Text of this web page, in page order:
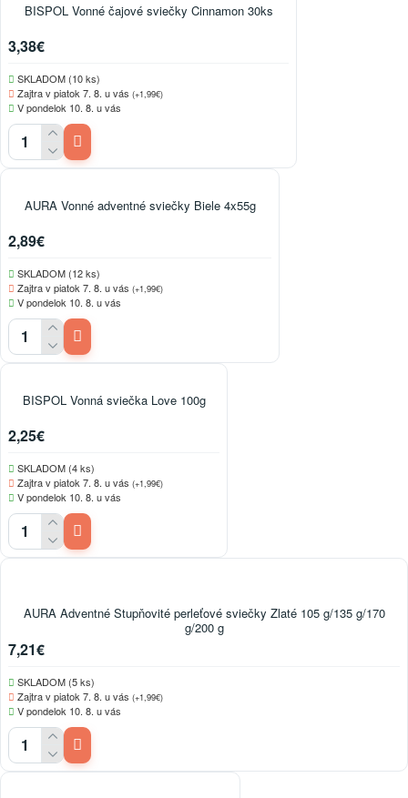
BISPOL Vonné čajové sviečky Cinnamon 30ks
3,38€
SKLADOM (10 ks)
Zajtra v piatok 7. 8. u vás (+1,99€)
V pondelok 10. 8. u vás
AURA Vonné adventné sviečky Biele 4x55g
2,89€
SKLADOM (12 ks)
Zajtra v piatok 7. 8. u vás (+1,99€)
V pondelok 10. 8. u vás
BISPOL Vonná sviečka Love 100g
2,25€
SKLADOM (4 ks)
Zajtra v piatok 7. 8. u vás (+1,99€)
V pondelok 10. 8. u vás
AURA Adventné Stupňovité perleťové sviečky Zlaté 105 g/135 g/170
g/200 g
7,21€
SKLADOM (5 ks)
Zajtra v piatok 7. 8. u vás (+1,99€)
V pondelok 10. 8. u vás